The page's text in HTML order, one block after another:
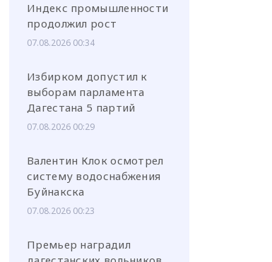
Индекс промышленности
продолжил рост
07.08.2026 00:34
Избирком допустил к
выборам парламента
Дагестана 5 партий
07.08.2026 00:29
Валентин Клок осмотрел
систему водоснабжения
Буйнакска
07.08.2026 00:23
Премьер наградил